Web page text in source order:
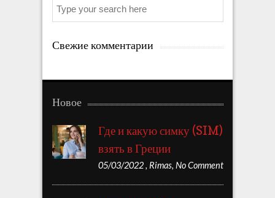
Свежие комментарии
Новое
Где и какую симку (SIM)
взять в Греции
05/03/2022 , Rimas, No Comment